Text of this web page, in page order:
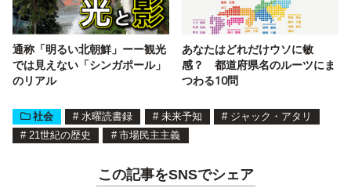
通称「明るい北朝鮮」ーー観光
では見えない「シンガポール」
のリアル
あなたはどれだけウソに敏
感？ 都道府県名のルーツにま
つわる10問
社会 # 水曜読書録 # 未来予知 # ジャック・アタリ
# 21世紀の歴史 # 市場民主主義
この記事をSNSでシェア